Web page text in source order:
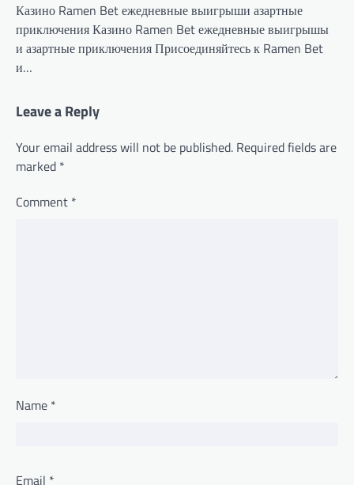
Казино Ramen Bet ежедневные выигрыши азартные
приключения Казино Ramen Bet ежедневные выигрышы
и азартные приключения Присоединяйтесь к Ramen Bet
и…
Leave a Reply
Your email address will not be published. Required fields are
marked *
Comment *
Name *
Email *